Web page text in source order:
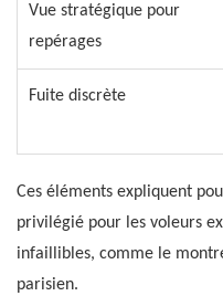
Vue stratégique pour
repérages
Fuite discrète
Ces éléments expliquent
privilégié pour les voleurs
infaillibles, comme le
parisien.